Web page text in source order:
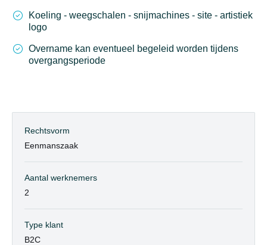
Koeling - weegschalen - snijmachines - site - artistiek
logo
Overname kan eventueel begeleid worden tijdens
overgangsperiode
Rechtsvorm
Eenmanszaak
Aantal werknemers
2
Type klant
B2C